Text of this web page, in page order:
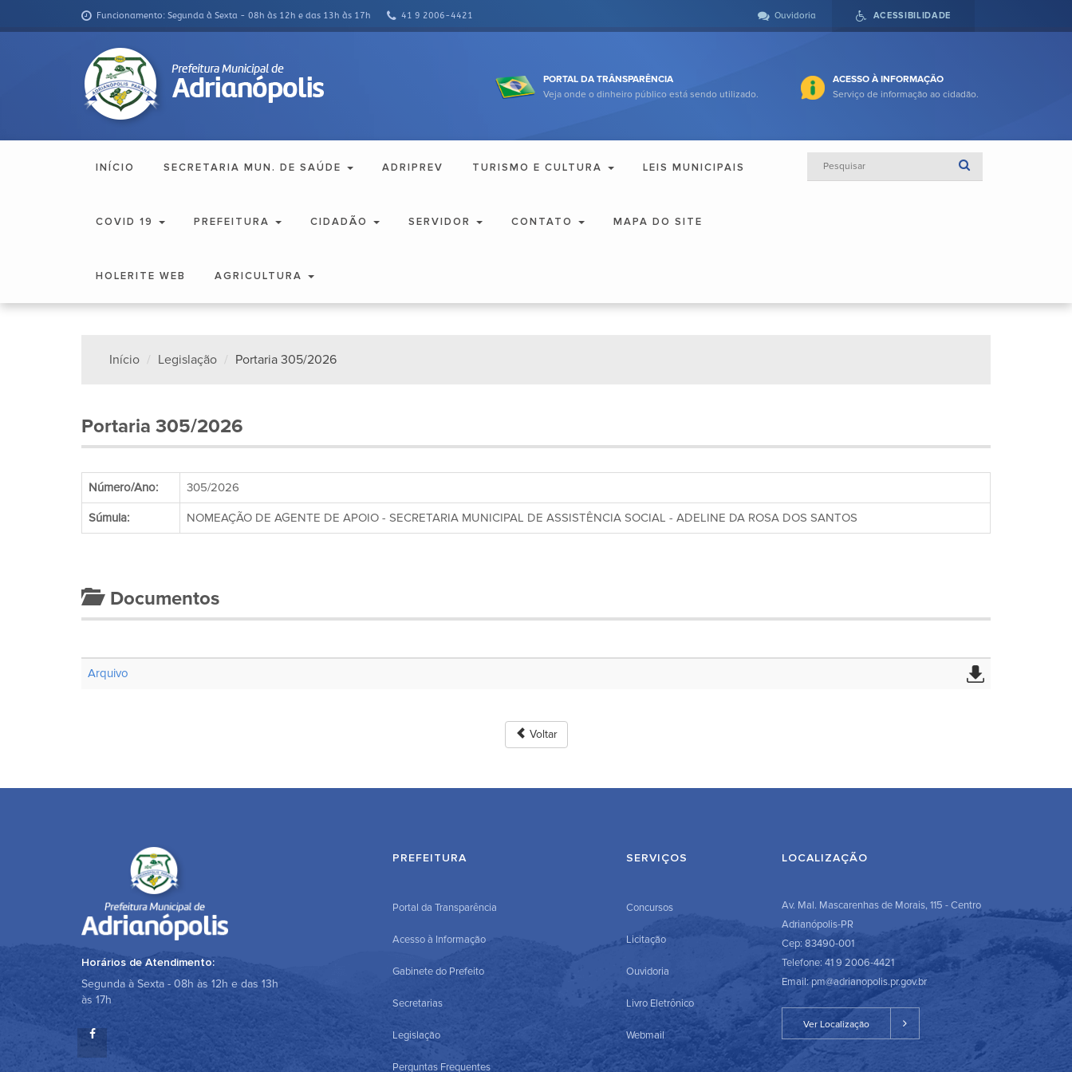
Funcionamento: Segunda à Sexta - 08h às 12h e das 13h às 17h 41 9 2006-4421 ACESSIBILIDADE
Ouvidoria
PORTAL DA TRÂNSPARÊNCIA
Veja onde o dinheiro público está sendo utilizado.
ACESSO À INFORMAÇÃO
Serviço de informação ao cidadão.
INÍCIO SECRETARIA MUN. DE SAÚDE ADRIPREV TURISMO E CULTURA LEIS MUNICIPAIS
COVID 19 PREFEITURA CIDADÃO SERVIDOR CONTATO MAPA DO SITE
HOLERITE WEB AGRICULTURA
Início Legislação Portaria 305/2026
Portaria 305/2026
Número/Ano: 305/2026
Súmula: NOMEAÇÃO DE AGENTE DE APOIO - SECRETARIA MUNICIPAL DE ASSISTÊNCIA SOCIAL - ADELINE DA ROSA DOS SANTOS
Documentos
Arquivo
Voltar
Horários de Atendimento:
Segunda à Sexta - 08h às 12h e das 13h
às 17h
PREFEITURA
Portal da Transparência
Acesso à Informação
Gabinete do Prefeito
Secretarias
Legislação
Perguntas Frequentes
SERVIÇOS
Concursos
Licitação
Ouvidoria
Livro Eletrônico
Webmail
LOCALIZAÇÃO
Av. Mal. Mascarenhas de Morais, 115 - Centro
Adrianópolis-PR
Cep: 83490-001
Telefone: 41 9 2006-4421
Email: pm@adrianopolis.pr.gov.br
Ver Localização